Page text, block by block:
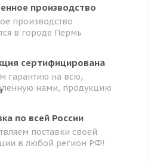
производство
производство
в городе Пермь
сертифицирована
гарантию на всю,
нами, продукцию
по всей России
поставки своей
в любой регион РФ!